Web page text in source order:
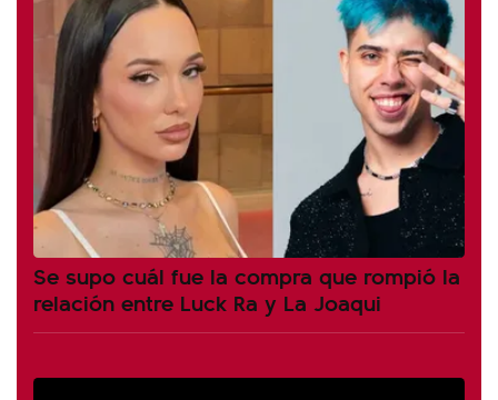
Se supo cuál fue la compra que rompió la
relación entre Luck Ra y La Joaqui